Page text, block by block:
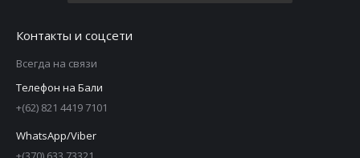
Контакты и соцсети
Всегда на связи
Телефон на Бали
+(62) 821 4419 7101
WhatsApp/Viber